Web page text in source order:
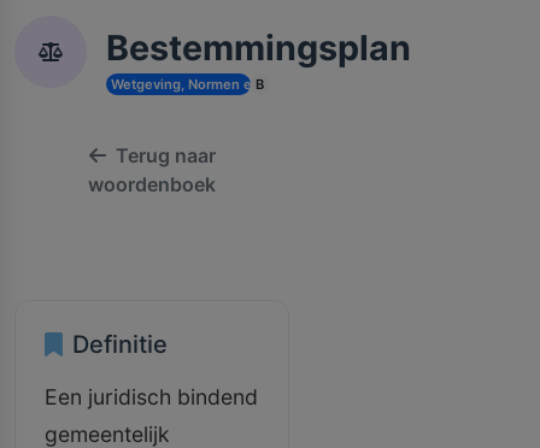
Bestemmingsplan
Wetgeving, Normen en Vergunningen
B
Terug naar
woordenboek
Definitie
Een juridisch bindend
gemeentelijk